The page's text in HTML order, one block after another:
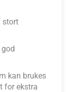
stort
kan brukes
for ekstra